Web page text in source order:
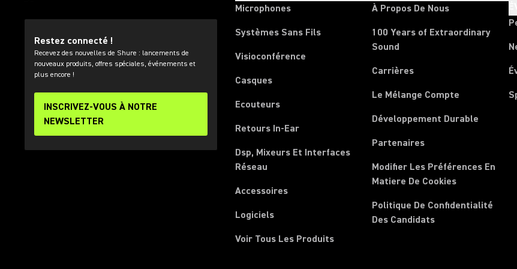
Restez connecté !
Recevez des nouvelles de Shure : lancements de
nouveaux produits, offres spéciales, événements et
plus encore !
INSCRIVEZ-VOUS À NOTRE
NEWSLETTER
Microphones
Systèmes Sans Fils
Visioconférence
Casques
Ecouteurs
Retours In-Ear
Dsp, Mixeurs Et Interfaces
Réseau
Accessoires
Logiciels
Voir Tous Les Produits
À Propos De Nous
100 Years of Extraordinary
Sound
Carrières
Le Mélange Compte
Développement Durable
Partenaires
Modifier Les Préférences En
Matiere De Cookies
Politique De Confidentialité
Des Candidats